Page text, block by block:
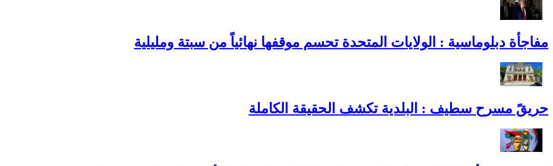
مفاجأة دبلوماسية : الولايات المتحدة تحسم موقفها نهائياً من سبتة ومليلية
حريقً مسرح سطيف : البلدية تكشف الحقيقة الكاملة